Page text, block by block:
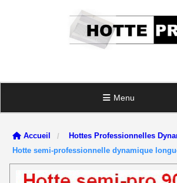
Menu
Accueil
Hottes Professionnelles
Hotte semi-professionnelle dynamique